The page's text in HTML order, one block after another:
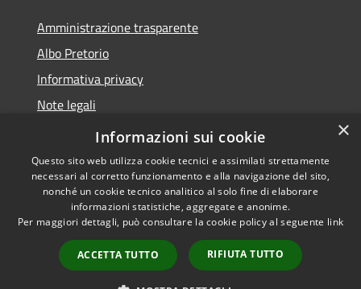
Amministrazione trasparente
Albo Pretorio
Informativa privacy
Note legali
Dichiarazione di accessibilità
Accessibilità
Copyright © 2026 • Comune di
Alfedena • Powered by
Municipium•
Accesso
redazione
×
Informazioni sui cookie
Questo sito web utilizza cookie tecnici e assimilati strettamente
necessari al corretto funzionamento e alla navigazione del sito,
nonché un cookie tecnico analitico al solo fine di elaborare
informazioni statistiche, aggregate e anonime.
Per maggiori dettagli, può consultare la cookie policy al seguente link
ACCETTA TUTTO RIFIUTA TUTTO